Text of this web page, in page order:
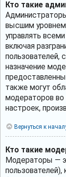
Кто такие
высшим уровнем
управлять
включая
пользователей,
назначение
также могут
модераторов во
настроек,
Вернуться к
Кто такие
Модераторы —